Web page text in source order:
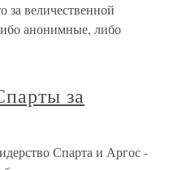
за величественной
анонимные, либо
за
Спарта и Аргос -